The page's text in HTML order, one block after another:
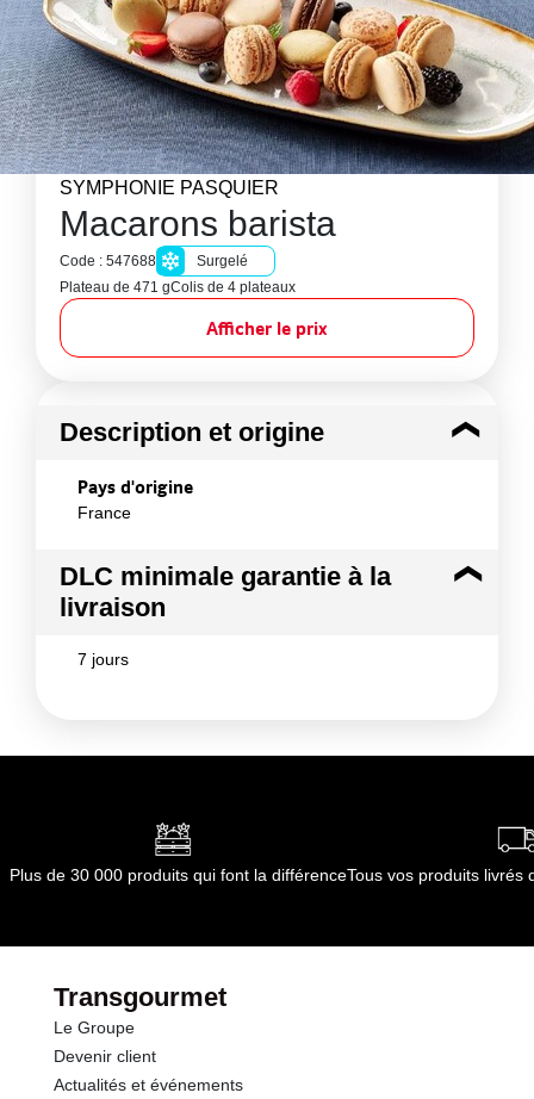
SYMPHONIE PASQUIER
Macarons barista
Code : 547688
Surgelé
Plateau de 471 gColis de 4 plateaux
Afficher le prix
Description et origine
Pays d'origine
France
DLC minimale garantie à la
livraison
7 jours
Plus de 30 000 produits qui font la différenceTous vos produits livrés
Transgourmet
Le Groupe
Devenir client
Actualités et événements